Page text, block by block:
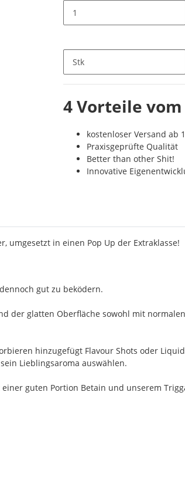
Stk
4 Vorteile
kostenloser Versand ab
Praxisgeprüfte Qualität
Better than other Shit!
Innovative
umgesetzt in einen Pop Up der Extraklasse!
gut zu beködern.
der glatten Oberfläche sowohl mit
hinzugefügt Flavour Shots oder
Lieblingsaroma auswählen.
guten Portion Betain und unserem